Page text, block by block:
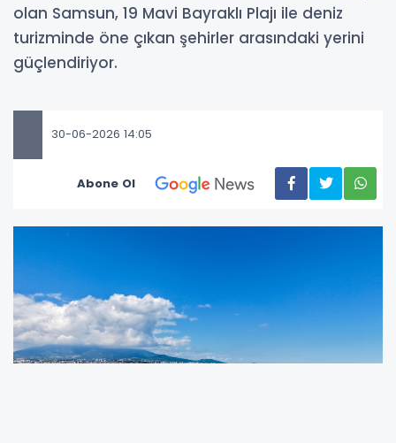
olan Samsun, 19 Mavi Bayraklı Plajı ile deniz
turizminde öne çıkan şehirler arasındaki yerini
güçlendiriyor.
30-06-2026 14:05
Abone Ol